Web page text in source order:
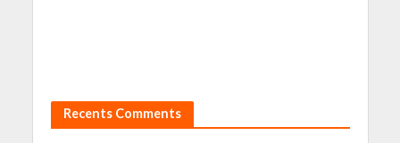
Recents Comments